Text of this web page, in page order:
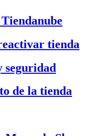
tienda
seguridad
de la tienda